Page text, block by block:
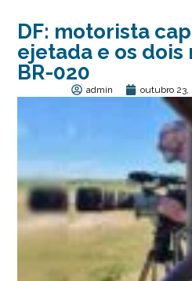
DF: motorista
ejetada e os dois
BR-020
admin outubro 23,